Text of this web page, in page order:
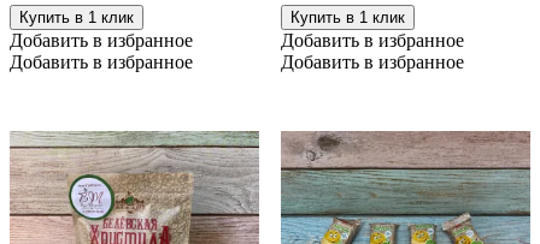
Купить в 1 клик
Добавить в избранное
Добавить в избранное
Купить в 1 клик
Добавить в избранное
Добавить в избранное